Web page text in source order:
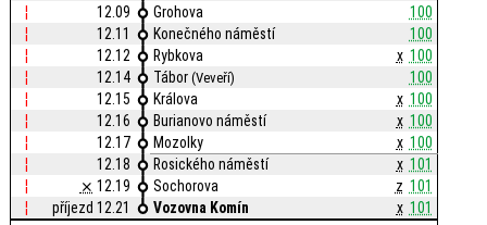
¦
12.09 Grohova
100
¦
12.11 Konečného náměstí
100
¦
12.12 Rybkova x 100
¦
12.14 Tábor(Veveří)
100
¦
12.15 Králova x 100
¦
12.16 Burianovo náměstí x 100
¦
12.17 Mozolky x 100
¦
12.18 Rosického náměstí x 101
¦
⨯ 12.19 Sochorova z 101
¦
příjezd 12.21 Vozovna Komín x 101